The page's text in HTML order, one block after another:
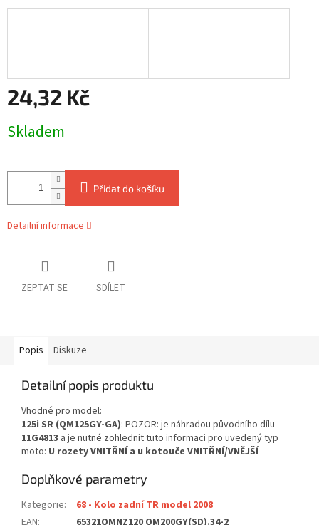
24,32 Kč
cena:
Skladem
Přidat do košíku
Detailní informace
ZEPTAT SE SDÍLET
Popis Diskuze
Detailní popis produktu
Vhodné pro model:
125i SR (QM125GY-GA): POZOR: je náhradou původního dílu
11G4813 a je nutné zohlednit tuto informaci pro uvedený typ
moto: U rozety VNITŘNÍ a u kotouče VNITŘNÍ/VNĚJŠÍ
Doplňkové parametry
Kategorie:
68 - Kolo zadní TR model 2008